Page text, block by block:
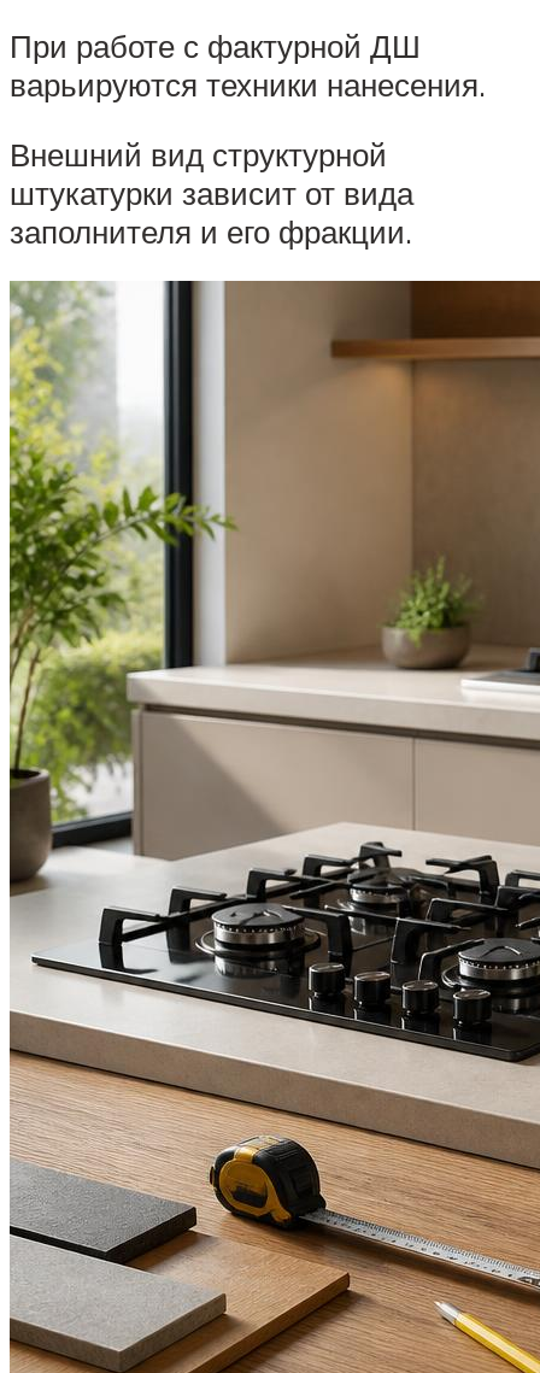
При работе с фактурной ДШ
варьируются техники нанесения.
Внешний вид структурной
штукатурки зависит от вида
заполнителя и его фракции.